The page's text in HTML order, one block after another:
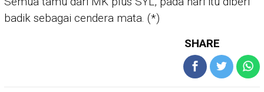
badik sebagai cendera mata. (*)
SHARE